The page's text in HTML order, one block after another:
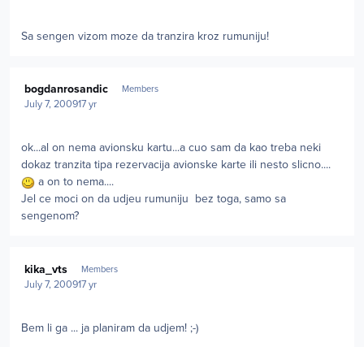
Sa sengen vizom moze da tranzira kroz rumuniju!
bogdanrosandic Members
July 7, 200917 yr
ok...al on nema avionsku kartu...a cuo sam da kao treba neki
dokaz tranzita tipa rezervacija avionske karte ili nesto slicno....
a on to nema....
Jel ce moci on da udjeu rumuniju bez toga, samo sa
sengenom?
kika_vts Members
July 7, 200917 yr
Bem li ga ... ja planiram da udjem! ;-)